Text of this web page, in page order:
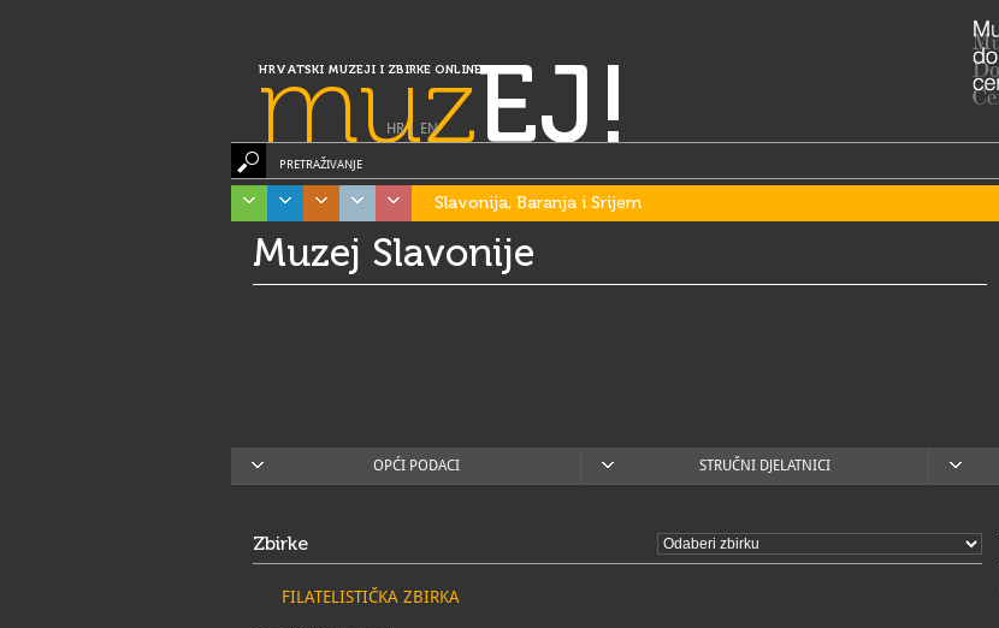
HRVATSKI MUZEJI I ZBIRKE ONLINE
muzEJ!
HR| EN
PRETRAŽIVANJE
Slavonija, Baranja i Srijem
Muzej Slavonije
OPĆI PODACI STRUČNI DJELATNICI
Zbirke
FILATELISTIČKA ZBIRKA